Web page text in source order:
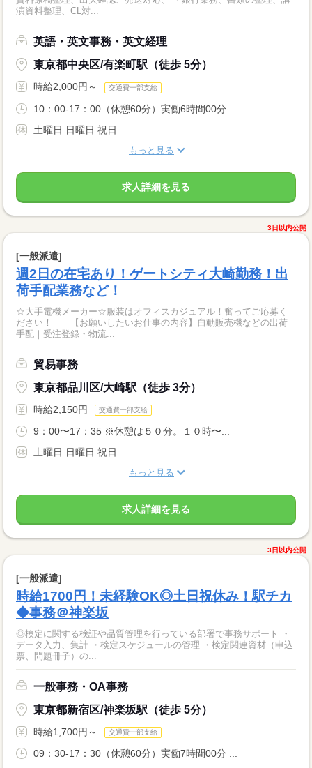
演資料整理、CL対...
英語・英文事務・英文経理
東京都中央区/有楽町駅（徒歩 5分）
時給2,000円～ 交通費一部支給
10：00-17：00（休憩60分）実働6時間00分 ...
土曜日 日曜日 祝日
もっと見る
求人詳細を見る
3日以内公開
[一般派遣]
週2日の在宅あり！ゲートシティ大崎勤務！出
荷手配業務など！
☆大手電機メーカー☆服装はオフィスカジュアル！奮ってご応募く
ださい！ 【お願いしたいお仕事の内容】自動販売機などの出荷
手配｜受注登録・物流...
貿易事務
東京都品川区/大崎駅（徒歩 3分）
時給2,150円 交通費一部支給
9：00〜17：35 ※休憩は５０分。１０時〜...
土曜日 日曜日 祝日
もっと見る
求人詳細を見る
3日以内公開
[一般派遣]
時給1700円！未経験OK◎土日祝休み！駅チカ
◆事務＠神楽坂
◎検定に関する検証や品質管理を行っている部署で事務サポート ・
データ入力、集計 ・検定スケジュールの管理 ・検定関連資材（申込
票、問題冊子）の...
一般事務・OA事務
東京都新宿区/神楽坂駅（徒歩 5分）
時給1,700円～ 交通費一部支給
09：30-17：30（休憩60分）実働7時間00分 ...